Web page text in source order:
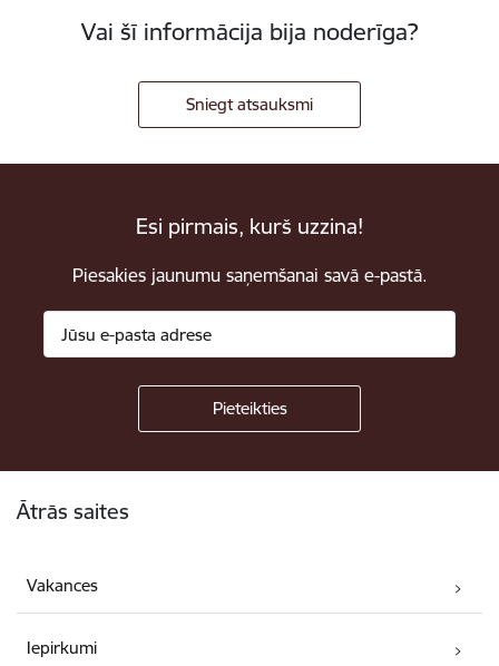
Vai šī informācija bija noderīga?
Sniegt atsauksmi
Esi pirmais, kurš uzzina!
Piesakies jaunumu saņemšanai savā e-pastā.
Ātrās saites
Vakances
Iepirkumi